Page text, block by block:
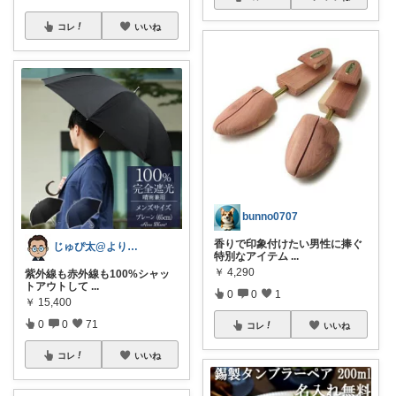
コレ いいね
じゅぴ太@より良い暮らし
紫外線も赤外線も100%シャッ
トアウトして ...
￥ 15,400
0 0 71
コレ いいね
bunno0707
香りで印象付けたい男性に捧ぐ
特別なアイテム ...
￥ 4,290
0 0 1
コレ いいね